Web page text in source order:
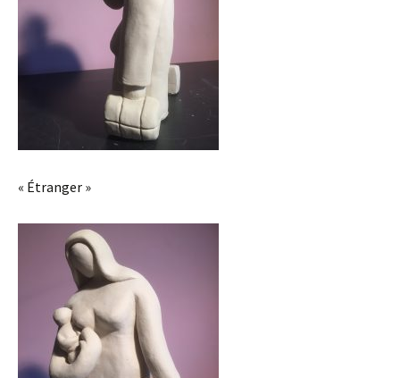
« Étranger »